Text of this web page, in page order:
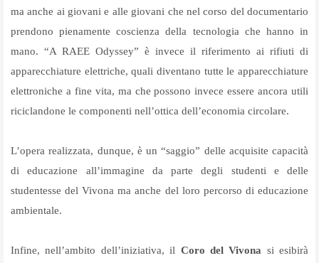
ma anche ai giovani e alle giovani che nel corso del documentario
prendono pienamente coscienza della tecnologia che hanno in
mano. “A RAEE Odyssey” è invece il riferimento ai rifiuti di
apparecchiature elettriche, quali diventano tutte le apparecchiature
elettroniche a fine vita, ma che possono invece essere ancora utili
riciclandone le componenti nell’ottica dell’economia circolare.
L’opera realizzata, dunque, è un “saggio” delle acquisite capacità
di educazione all’immagine da parte degli studenti e delle
studentesse del Vivona ma anche del loro percorso di educazione
ambientale.
Infine, nell’ambito dell’iniziativa, il Coro del Vivona si esibirà